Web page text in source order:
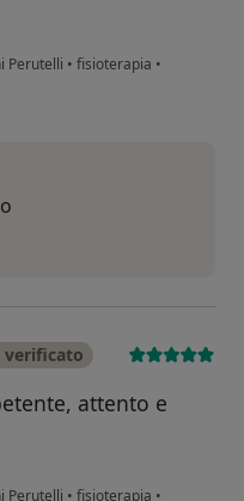
Perutelli • fisioterapia •
verificato
attento e
Perutelli • fisioterapia •